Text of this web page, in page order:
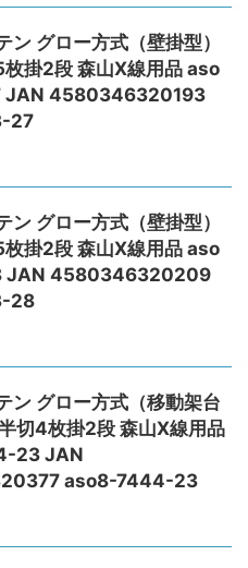
ン グロー方式（壁掛型）
掛2段 森山X線用品 aso
4580346320193
27
ン グロー方式（壁掛型）
掛2段 森山X線用品 aso
JAN 4580346320209
28
ン グロー方式（移動架台
切4枚掛2段 森山X線用品
23 JAN
aso8-7444-23